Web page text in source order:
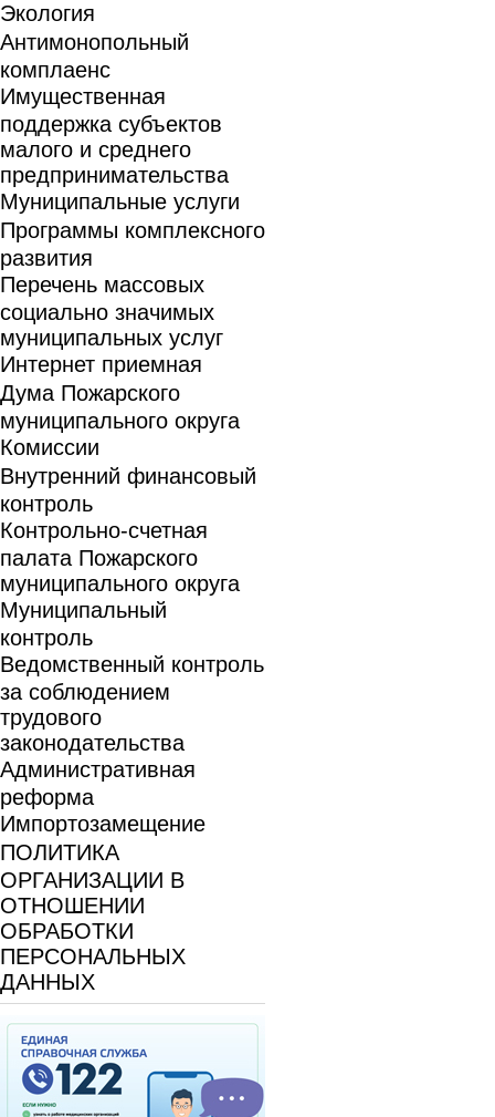
Экология
Антимонопольный
комплаенс
Имущественная
поддержка субъектов
малого и среднего
предпринимательства
Муниципальные услуги
Программы комплексного
развития
Перечень массовых
социально значимых
муниципальных услуг
Интернет приемная
Дума Пожарского
муниципального округа
Комиссии
Внутренний финансовый
контроль
Контрольно-счетная
палата Пожарского
муниципального округа
Муниципальный
контроль
Ведомственный контроль
за соблюдением
трудового
законодательства
Административная
реформа
Импортозамещение
ПОЛИТИКА
ОРГАНИЗАЦИИ В
ОТНОШЕНИИ
ОБРАБОТКИ
ПЕРСОНАЛЬНЫХ
ДАННЫХ